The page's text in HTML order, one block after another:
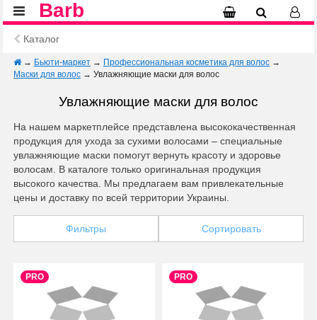
Barb
Каталог
→ Бьюти-маркет → Профессиональная косметика для волос →
Маски для волос → Увлажняющие маски для волос
Увлажняющие маски для волос
На нашем маркетплейсе представлена высококачественная
продукция для ухода за сухими волосами – специальные
увлажняющие маски помогут вернуть красоту и здоровье
волосам. В каталоге только оригинальная продукция
высокого качества. Мы предлагаем вам привлекательные
цены и доставку по всей территории Украины.
Фильтры Сортировать
PRO PRO